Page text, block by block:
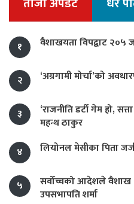
१ वैशाखयता विपद्बाट २०५
२ ‘अग्रगामी मोर्चा’को
३
‘राजनीति डर्टी गेम हो,
महन्थ ठाकुर
४
लियोनल मेसीका पिता
५
सर्वोच्चको आदेशले
उपसभापति शर्मा